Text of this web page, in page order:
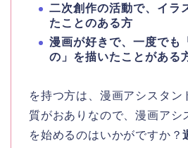
二次創作の活動で、イラ
たことのある方
漫画が好きで、一度でも
の」を描いたことがある
を持つ方は、漫画アシスタン
質がおありなので、漫画アシ
を始めるのはいかがですか？